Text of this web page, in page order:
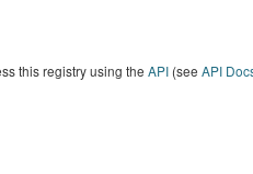
this registry using the API (see API